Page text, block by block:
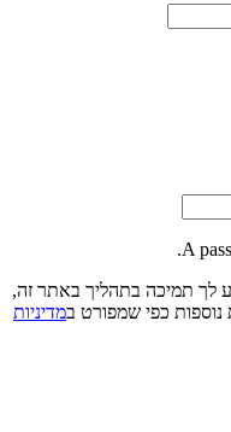
A
לך תמיכה בתהליך באתר זה,
נוספות כפי שמפורט במדיניות